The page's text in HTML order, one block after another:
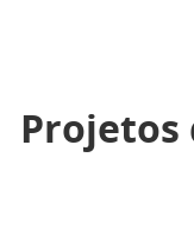
Projetos